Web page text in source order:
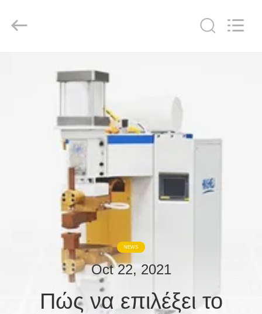
ΠΕΡΊΠΟΥ
ΕΡΓΟΣΤΑΣΊΩΝ
ΠΟΙΟΤΙΚΌΣ
ΈΛΕΓΧΟΣ
INC..
NEWS
Oct 22, 2021
Πώς να επιλέξει το